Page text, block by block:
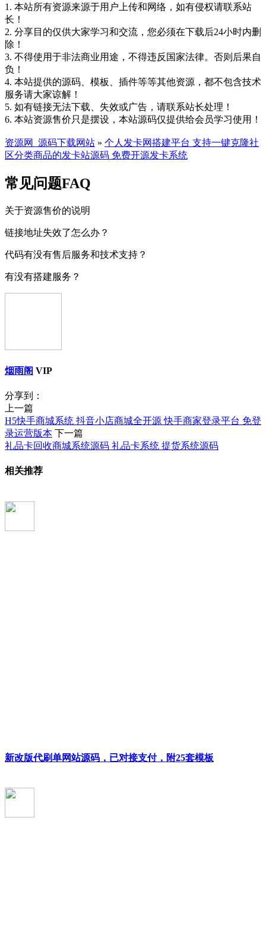
1. 本站所有资源来源于用户上传和网络，如有侵权请联系站
长！
2. 分享目的仅供大家学习和交流，您必须在下载后24小时内删
除！
3. 不得使用于非法商业用途，不得违反国家法律。否则后果自
负！
4. 本站提供的源码、模板、插件等等其他资源，都不包含技术
服务请大家谅解！
5. 如有链接无法下载、失效或广告，请联系站长处理！
6. 本站资源售价只是摆设，本站源码仅提供给会员学习使用！
资源网_源码下载网站 » 个人发卡网搭建平台 支持一键克隆社
区分类商品的发卡站源码 免费开源发卡系统
常见问题FAQ
关于资源售价的说明
链接地址失效了怎么办？
代码有没有售后服务和技术支持？
有没有搭建服务？
烟雨阁 VIP
分享到：
上一篇
H5快手商城系统 抖音小店商城全开源 快手商家登录平台 免登
录运营版本 下一篇
礼品卡回收商城系统源码 礼品卡系统 提货系统源码
相关推荐
新改版代刷单网站源码，已对接支付，附25套模板